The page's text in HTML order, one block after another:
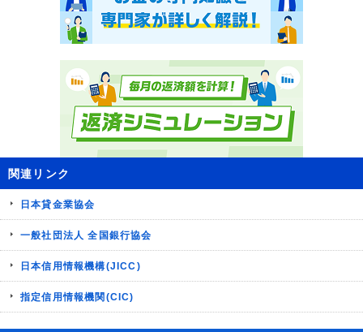
関連リンク
日本貸金業協会
一般社団法人 全国銀行協会
日本信用情報機構(JICC)
指定信用情報機関(CIC)